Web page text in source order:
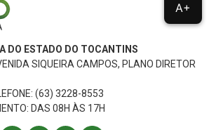
DO ESTADO DO TOCANTINS
SIQUEIRA CAMPOS, PLANO DIRETOR
(63) 3228-8553
DAS 08H ÀS 17H
A+